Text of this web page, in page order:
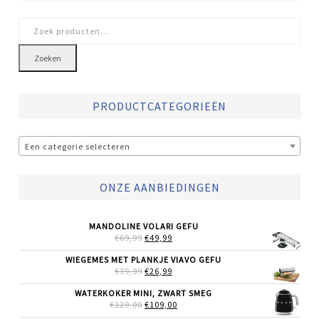
naar:
Zoeken
PRODUCTCATEGORIEËN
Een categorie selecteren
ONZE AANBIEDINGEN
MANDOLINE VOLARI GEFU
€69,99 OORSPRONKELIJKE
WAS:
€69,99.
€49,99
IS:
WIEGEMES MET PLANKJE VIAVO GEFU
€39,99 OORSPRONKELIJKE
WAS:
€39,99.
€26,99
IS:
€26,99.
WATERKOKER MINI, ZWART SMEG
€129,00 OORSPRONKELIJKE
€109,00